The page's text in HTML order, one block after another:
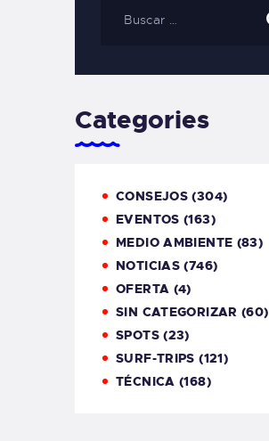
Categories
CONSEJOS (304)
EVENTOS (163)
MEDIO AMBIENTE (83)
NOTICIAS (746)
OFERTA (4)
SIN CATEGORIZAR (60)
SPOTS(23)
SURF-TRIPS (121)
TÉCNICA (168)